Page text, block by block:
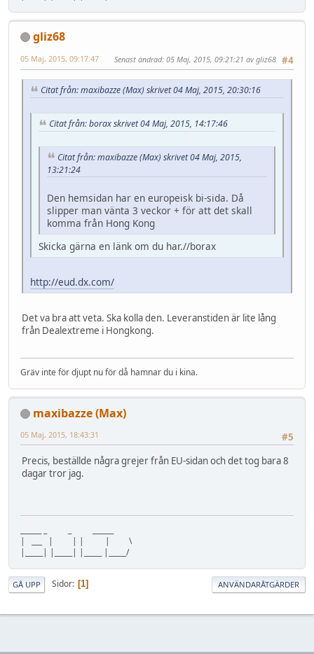
gliz68
#4
05 Maj, 2015, 09:17:47 Senast ändrad: 05 Maj, 2015, 09:21:21 av gliz68
Citat från: maxibazze (Max) skrivet 04 Maj, 2015, 20:30:16
Citat från: borax skrivet 04 Maj, 2015, 14:17:46
Citat från: maxibazze (Max) skrivet 04 Maj, 2015,
13:21:24
Den hemsidan har en europeisk bi-sida. Då
slipper man vänta 3 veckor + för att det skall
komma från Hong Kong
Skicka gärna en länk om du har.//borax
http://eud.dx.com/
Det va bra att veta. Ska kolla den. Leveranstiden är lite lång
från Dealextreme i Hongkong.
Gräv inte för djupt nu för då hamnar du i kina.
maxibazze (Max)
#5
05 Maj, 2015, 18:43:31
Precis, beställde några grejer från EU-sidan och det tog bara 8
dagar tror jag.
| ___ | | | | \
|_____| |_____| |_____ |_____/
GÅ UPP Sidor 1 ANVÄNDARÅTGÄRDER